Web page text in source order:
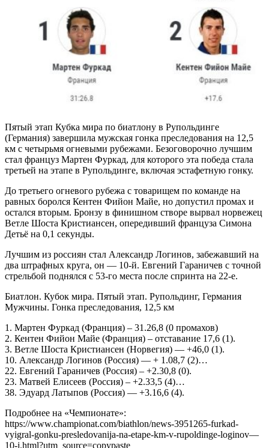
Пятый этап Кубка мира по биатлону в Рупольдинге
(Германия) завершила мужская гонка преследования на 12,5
км с четырьмя огневыми рубежами. Безоговорочно лучшим
стал француз Мартен Фуркад, для которого эта победа стала
третьей на этапе в Рупольдинге, включая эстафетную гонку.
До третьего огневого рубежа с товарищем по команде на
равных боролся Кентен Фийон Майе, но допустил промах и
остался вторым. Бронзу в финишном створе вырвал норвежец
Ветле Шоста Кристиансен, опередивший француза Симона
Детьё на 0,1 секунды.
Лучшим из россиян стал Александр Логинов, забежавший на
два штрафных круга, он — 10-й. Евгений Гараничев с точной
стрельбой поднялся с 53-го места после спринта на 22-е.
Биатлон. Кубок мира. Пятый этап. Рупольдинг, Германия
Мужчины. Гонка преследования, 12,5 км
1. Мартен Фуркад (Франция) – 31.26,8 (0 промахов)
2. Кентен Фийон Майе (Франция) – отставание 17,6 (1).
3. Ветле Шоста Кристиансен (Норвегия) — +46,0 (1).
10. Александр Логинов (Россия) — + 1.08,7 (2)…
22. Евгений Гараничев (Россия) – +2.30,8 (0).
23. Матвей Елисеев (Россия) – +2.33,5 (4)…
38. Эдуард Латыпов (Россия) — +3.16,6 (4).
Подробнее на «Чемпионате»:
https://www.championat.com/biathlon/news-3951265-furkad-
vyigral-gonku-presledovanija-na-etape-km-v-rupoldinge-loginov—
10-j.html?utm_source=copypaste